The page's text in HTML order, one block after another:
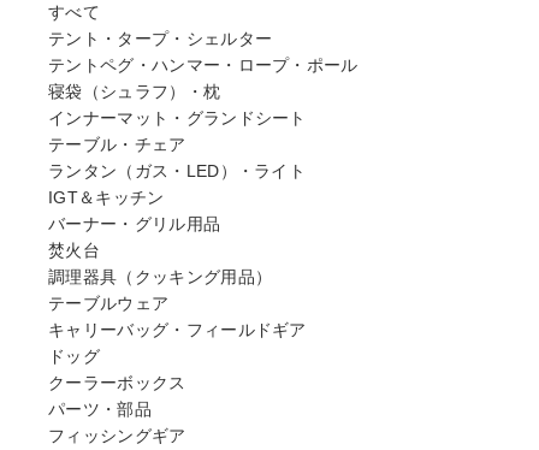
すべて
テント・タープ・シェルター
テントペグ・ハンマー・ロープ・ポール
寝袋（シュラフ）・枕
インナーマット・グランドシート
テーブル・チェア
ランタン（ガス・LED）・ライト
IGT＆キッチン
バーナー・グリル用品
焚火台
調理器具（クッキング用品）
テーブルウェア
キャリーバッグ・フィールドギア
ドッグ
クーラーボックス
パーツ・部品
フィッシングギア